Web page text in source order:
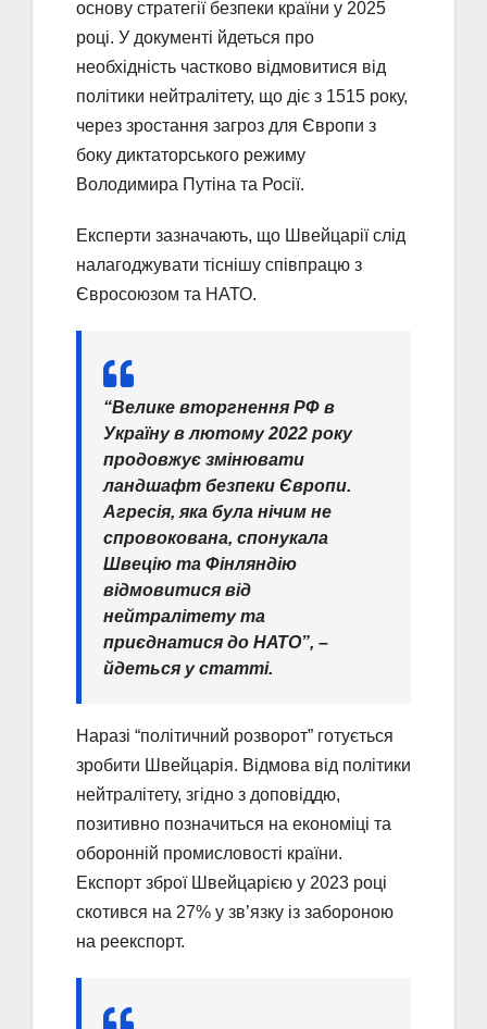
основу стратегії безпеки країни у 2025
році. У документі йдеться про
необхідність частково відмовитися від
політики нейтралітету, що діє з 1515 року,
через зростання загроз для Європи з
боку диктаторського режиму
Володимира Путіна та Росії.
Експерти зазначають, що Швейцарії слід
налагоджувати тіснішу співпрацю з
Євросоюзом та НАТО.
“Велике вторгнення РФ в
Україну в лютому 2022 року
продовжує змінювати
ландшафт безпеки Європи.
Агресія, яка була нічим не
спровокована, спонукала
Швецію та Фінляндію
відмовитися від
нейтралітету та
приєднатися до НАТО”, –
йдеться у статті.
Наразі “політичний розворот” готується
зробити Швейцарія. Відмова від політики
нейтралітету, згідно з доповіддю,
позитивно позначиться на економіці та
оборонній промисловості країни.
Експорт зброї Швейцарією у 2023 році
скотився на 27% у зв’язку із забороною
на реекспорт.